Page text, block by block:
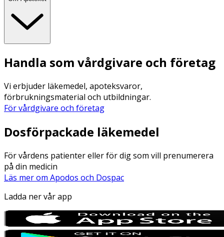
Handla som vårdgivare och företag
Vi erbjuder läkemedel, apoteksvaror,
förbrukningsmaterial och utbildningar.
För vårdgivare och företag
Dosförpackade läkemedel
För vårdens patienter eller för dig som vill prenumerera
på din medicin
Läs mer om Apodos och Dospac
Ladda ner vår app